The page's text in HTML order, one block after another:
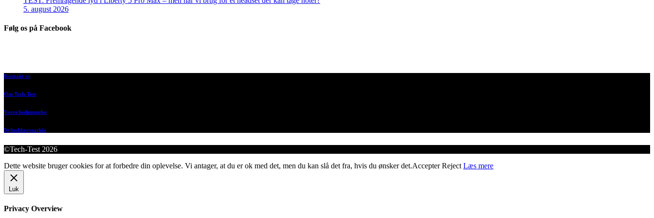
5. august 2026
Følg os på Facebook
Kontakt os
Om Tech-Test
Vores bedømmelse
Nyhedsbrevsarkiv
©Tech-Test 2026
Dette website bruger cookies for at forbedre din oplevelse. Vi antager, at du er ok med det, men du kan slå det fra, hvis du ønsker det.Accepter Reject Læs mere
Luk
Privacy Overview